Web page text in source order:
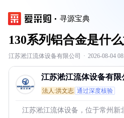
寻源宝典
130系列铝合金是什
江苏淞江流体设备有限公司 · 2026-08-04
江苏淞江流体设备有限
法人:洪文志 通过深度核验
江苏淞江流体设备，位于常州新